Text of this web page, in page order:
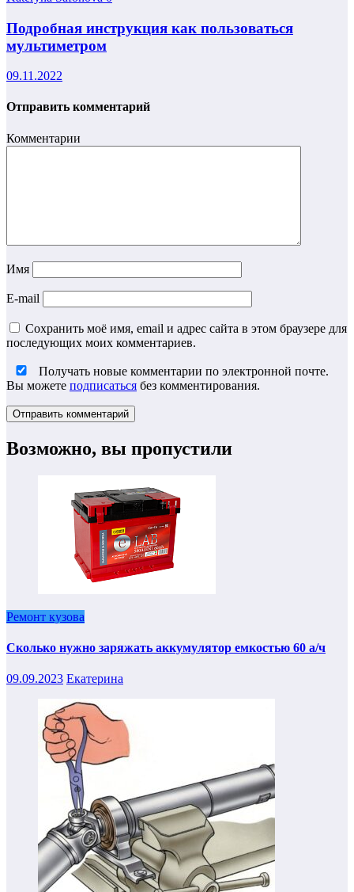
Подробная инструкция как пользоваться
мультиметром
09.11.2022
Отправить комментарий
Комментарии
Имя
E-mail
Сохранить моё имя, email и адрес сайта в этом браузере для
последующих моих комментариев.
Получать новые комментарии по электронной почте.
Вы можете подписаться без комментирования.
Возможно, вы пропустили
Ремонт кузова
Сколько нужно заряжать аккумулятор емкостью 60 а/ч
09.09.2023 Екатерина